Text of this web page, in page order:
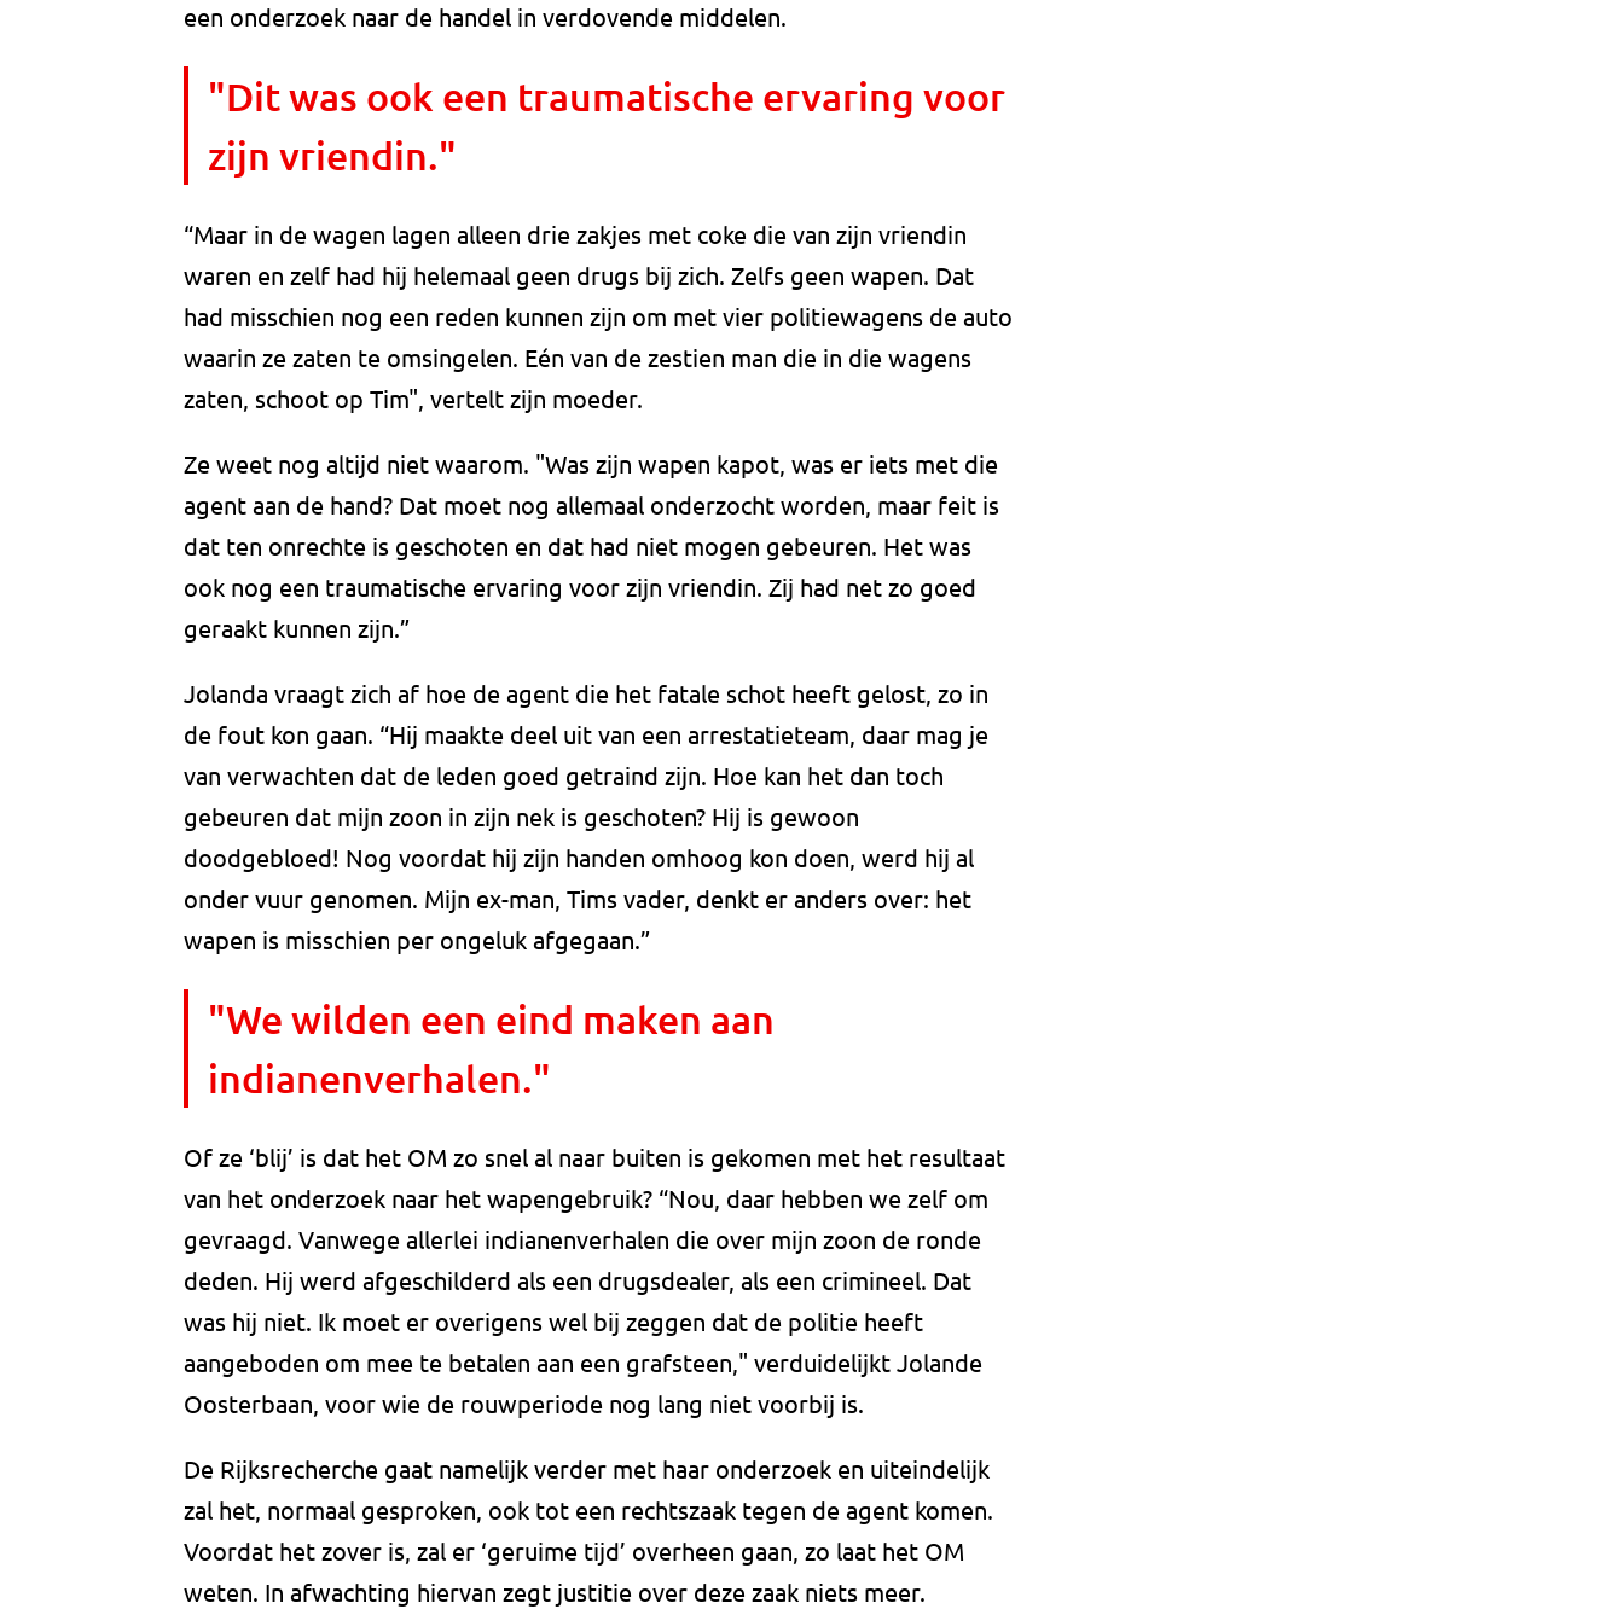
een onderzoek naar de handel in verdovende middelen.
"Dit was ook een traumatische ervaring voor
zijn vriendin."
“Maar in de wagen lagen alleen drie zakjes met coke die van zijn vriendin
waren en zelf had hij helemaal geen drugs bij zich. Zelfs geen wapen. Dat
had misschien nog een reden kunnen zijn om met vier politiewagens de auto
waarin ze zaten te omsingelen. Eén van de zestien man die in die wagens
zaten, schoot op Tim", vertelt zijn moeder.
Ze weet nog altijd niet waarom. "Was zijn wapen kapot, was er iets met die
agent aan de hand? Dat moet nog allemaal onderzocht worden, maar feit is
dat ten onrechte is geschoten en dat had niet mogen gebeuren. Het was
ook nog een traumatische ervaring voor zijn vriendin. Zij had net zo goed
geraakt kunnen zijn.”
Jolanda vraagt zich af hoe de agent die het fatale schot heeft gelost, zo in
de fout kon gaan. “Hij maakte deel uit van een arrestatieteam, daar mag je
van verwachten dat de leden goed getraind zijn. Hoe kan het dan toch
gebeuren dat mijn zoon in zijn nek is geschoten? Hij is gewoon
doodgebloed! Nog voordat hij zijn handen omhoog kon doen, werd hij al
onder vuur genomen. Mijn ex-man, Tims vader, denkt er anders over: het
wapen is misschien per ongeluk afgegaan.”
"We wilden een eind maken aan
indianenverhalen."
Of ze ‘blij’ is dat het OM zo snel al naar buiten is gekomen met het resultaat
van het onderzoek naar het wapengebruik? “Nou, daar hebben we zelf om
gevraagd. Vanwege allerlei indianenverhalen die over mijn zoon de ronde
deden. Hij werd afgeschilderd als een drugsdealer, als een crimineel. Dat
was hij niet. Ik moet er overigens wel bij zeggen dat de politie heeft
aangeboden om mee te betalen aan een grafsteen," verduidelijkt Jolande
Oosterbaan, voor wie de rouwperiode nog lang niet voorbij is.
De Rijksrecherche gaat namelijk verder met haar onderzoek en uiteindelijk
zal het, normaal gesproken, ook tot een rechtszaak tegen de agent komen.
Voordat het zover is, zal er ‘geruime tijd’ overheen gaan, zo laat het OM
weten. In afwachting hiervan zegt justitie over deze zaak niets meer.